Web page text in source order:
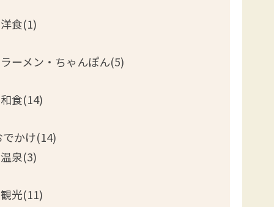
洋食(1)
ラーメン・ちゃんぽん(5)
和食(14)
でかけ(14)
温泉(3)
観光(11)